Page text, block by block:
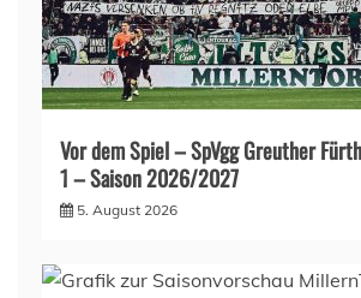
Vor dem Spiel – SpVgg Greuther
1 – Saison 2026/2027
5. August 2026